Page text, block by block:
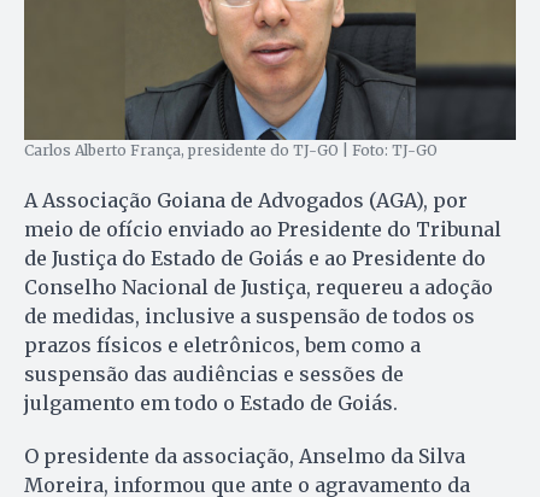
Carlos Alberto França, presidente do TJ-GO | Foto: TJ-GO
A Associação Goiana de Advogados (AGA), por
meio de ofício enviado ao Presidente do Tribunal
de Justiça do Estado de Goiás e ao Presidente do
Conselho Nacional de Justiça, requereu a adoção
de medidas, inclusive a suspensão de todos os
prazos físicos e eletrônicos, bem como a
suspensão das audiências e sessões de
julgamento em todo o Estado de Goiás.
O presidente da associação, Anselmo da Silva
Moreira, informou que ante o agravamento da